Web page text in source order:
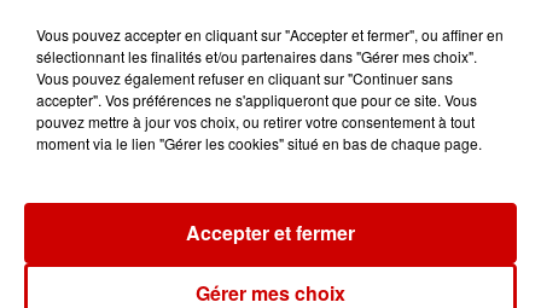
Destination Vacances : inscrivez-
vous !
Newsletter
Vous pouvez accepter en cliquant sur "Accepter et fermer", ou affiner en
sélectionnant les finalités et/ou partenaires dans "Gérer mes choix".
Vous pouvez également refuser en cliquant sur "Continuer sans
accepter". Vos préférences ne s'appliqueront que pour ce site. Vous
pouvez mettre à jour vos choix, ou retirer votre consentement à tout
moment via le lien "Gérer les cookies" situé en bas de chaque page.
Gérer mes choix
Accepter et fermer